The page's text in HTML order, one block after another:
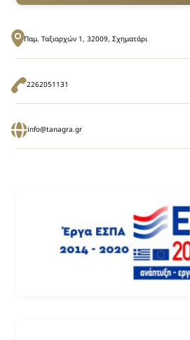
Παμ. Ταξιαρχών 1, 32009, Σχηματάρι
2262051131
info@tanagra.gr